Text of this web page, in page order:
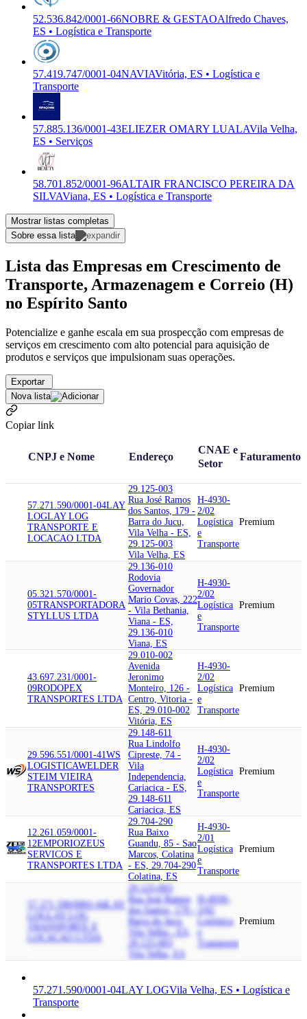
52.536.842/0001-66NOBRE & GESTAOAlfredo Chaves,
ES • Logística e Transporte
57.419.747/0001-04NAVIAVitória, ES • Logística e
Transporte
57.885.136/0001-43ELIEZER OMARY LUALAVila Velha,
ES • Serviços
58.701.852/0001-96ALTAIR FRANCISCO PEREIRA DA
SILVAViana, ES • Logística e Transporte
Mostrar listas completas
Sobre essa lista
Lista das Empresas em Crescimento de
Transporte, Armazenagem e Correio (H)
no Espírito Santo
Potencialize e ganhe escala em sua prospecção com empresas de
serviços em crescimento com alto potencial para aquisição de
produtos e serviços que impulsionam suas operações.
Exportar
Nova lista
Copiar link
CNPJ e Nome Endereço
CNAE e
Setor
Faturamento
57.271.590/0001-04LAY
LOGLAY LOG
TRANSPORTE E
LOCACAO LTDA
29.125-003
Rua José Ramos
dos Santos, 179 -
Barra do Jucu,
Vila Velha - ES,
29.125-003
Vila Velha, ES
H-4930-
2/02
Logística
e
Transporte
Premium
05.321.570/0001-
05TRANSPORTADORA
STYLLUS LTDA
29.136-010
Rodovia
Governador
Mario Covas, 222
- Vila Bethania,
Viana - ES,
29.136-010
Viana, ES
H-4930-
2/02
Logística
e
Transporte
Premium
43.697.231/0001-
09RODOPEX
TRANSPORTES LTDA
29.010-002
Avenida
Jeronimo
Monteiro, 126 -
Centro, Vitoria -
ES, 29.010-002
Vitória, ES
H-4930-
2/02
Logística
e
Transporte
Premium
29.596.551/0001-41 WS
LOGISTICAWELDER
STEIM VIEIRA
TRANSPORTES
29.148-611
Rua Lindolfo
Cipreste, 74 -
Vila
Independencia,
Cariacica - ES,
29.148-611
Cariacica, ES
H-4930-
2/02
Logística
e
Transporte
Premium
12.261.059/0001-
12EMPORIOZEUS
SERVICOS E
TRANSPORTES LTDA
29.704-290
Rua Baixo
Guandu, 85 - Sao
Marcos, Colatina
- ES, 29.704-290
Colatina, ES
H-4930-
2/01
Logística
e
Transporte
Premium
57.271.590/0001-04LAY
LOGLAY LOG
TRANSPORTE E
LOCACAO LTDA
29.125-003
Rua José Ramos
dos Santos, 179 -
Barra do Jucu,
Vila Velha - ES,
29.125-003
Vila Velha, ES
H-4930-
Logística
e
Transporte
Premium
57.271.590/0001-04LAY LOGVila Velha, ES • Logística e
Transporte